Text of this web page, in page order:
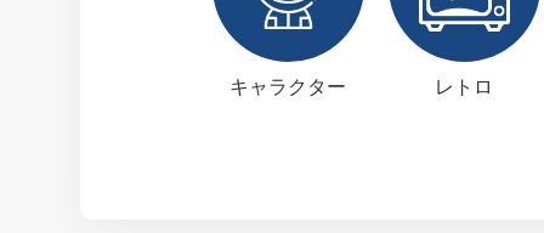
キャラクター レトロ